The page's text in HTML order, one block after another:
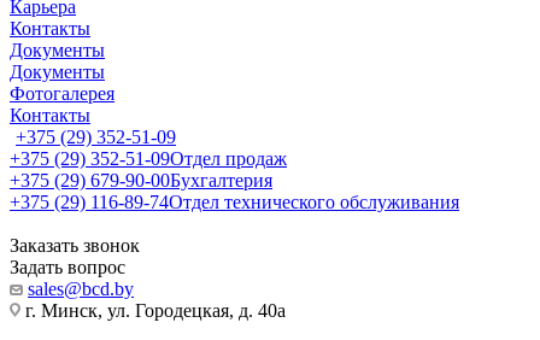
Карьера
Контакты
Документы
Документы
Фотогалерея
Контакты
+375 (29) 352-51-09
+375 (29) 352-51-09Отдел продаж
+375 (29) 679-90-00Бухгалтерия
+375 (29) 116-89-74Отдел технического обслуживания
Заказать звонок
Задать вопрос
sales@bcd.by
г. Минск, ул. Городецкая, д. 40а